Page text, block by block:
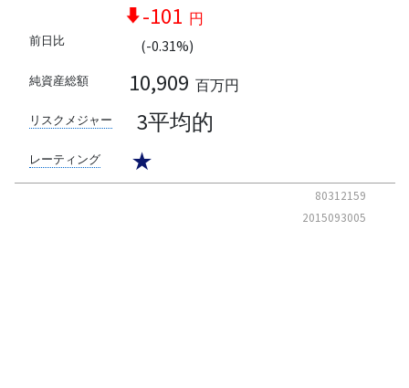
前日比
-101 円
(-0.31%)
純資産総額 10,909 百万円
リスクメジャー 3平均的
レーティング ★
80312159
2015093005